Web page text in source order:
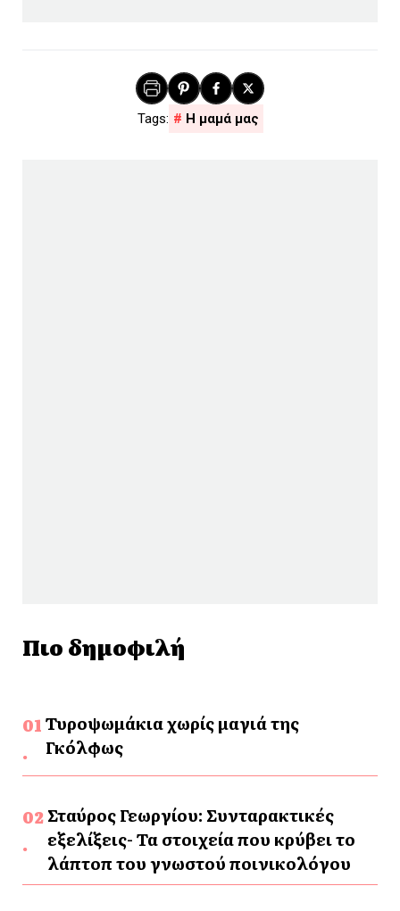
Η μαμά μας
Πιο δημοφιλή
Τυροψωμάκια χωρίς μαγιά της
Γκόλφως
Σταύρος Γεωργίου: Συνταρακτικές
εξελίξεις- Τα στοιχεία που κρύβει το
λάπτοπ του γνωστού ποινικολόγου